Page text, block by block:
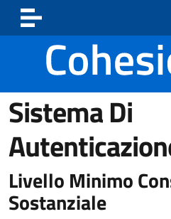
Vai ai contenuti
Vai al footer
Sistema Di
Livello Minimo
Sostanziale